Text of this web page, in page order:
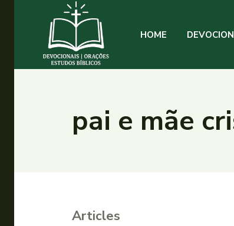
HOME
pai e mãe
Articles